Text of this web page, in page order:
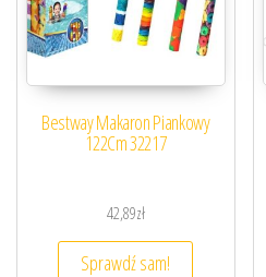
Bestway Makaron Piankowy
122Cm 32217
42,89zł
Sprawdź sam!